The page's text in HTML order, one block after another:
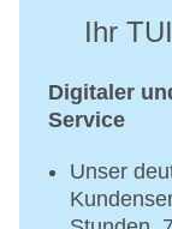
Ihr
Digitaler
Service
Unser